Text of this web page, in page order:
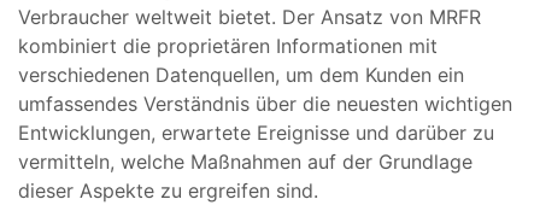
Verbraucher weltweit bietet. Der Ansatz von MRFR
kombiniert die proprietären Informationen mit
verschiedenen Datenquellen, um dem Kunden ein
umfassendes Verständnis über die neuesten wichtigen
Entwicklungen, erwartete Ereignisse und darüber zu
vermitteln, welche Maßnahmen auf der Grundlage
dieser Aspekte zu ergreifen sind.